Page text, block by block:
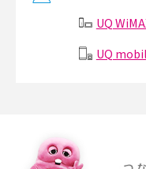
メッシュWi-Fiとは？仕組み
ポケット型Wi-Fiをレンタル
UQ
UQ